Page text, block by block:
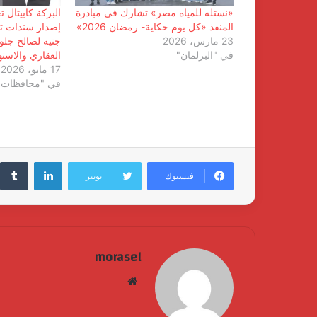
«نستله للمياه مصر» تشارك في مبادرة
المنفذ «كل يوم حكاية- رمضان 2026»
23 مارس، 2026
في "البرلمان"
البركة
جنيه لصالح
العقاري
17 مايو، 2026
في
فيسبوك تويتر
لينكدإن
morasel